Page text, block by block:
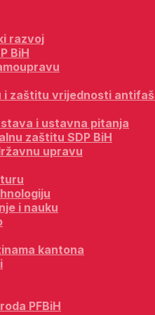
razvoj
BiH
i zaštitu vrijednosti
i ustavna pitanja
zaštitu SDP BiH
upravu
i nauku
kantona
PFBiH